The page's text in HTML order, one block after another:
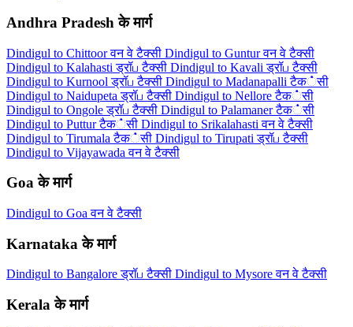
Andhra Pradesh के मार्ग
Dindigul to Chittoor वन वे टैक्सी Dindigul to Guntur वन वे टैक्सी
Dindigul to Kalahasti ड्रॉப टैक्सी Dindigul to Kavali ड्रॉப टैक्सी
Dindigul to Kurnool ड्रॉப टैक्सी Dindigul to Madanapalli टैक்सी
Dindigul to Naidupeta ड्रॉப टैक्सी Dindigul to Nellore टैक்सी
Dindigul to Ongole ड्रॉப टैक्सी Dindigul to Palamaner टैक்सी
Dindigul to Puttur टैक்सी Dindigul to Srikalahasti वन वे टैक्सी
Dindigul to Tirumala टैक்सी Dindigul to Tirupati ड्रॉப टैक्सी
Dindigul to Vijayawada वन वे टैक्सी
Goa के मार्ग
Dindigul to Goa वन वे टैक्सी
Karnataka के मार्ग
Dindigul to Bangalore ड्रॉப टैक्सी Dindigul to Mysore वन वे टैक्सी
Kerala के मार्ग